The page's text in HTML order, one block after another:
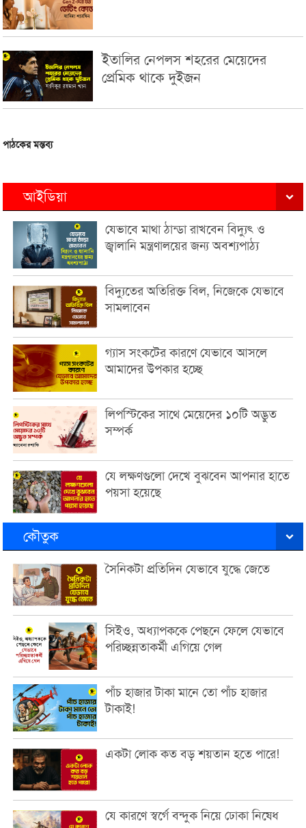
ইতালির নেপলস শহরের মেয়েদের
প্রেমিক থাকে দুইজন
পাঠকের মন্তব্য
আইডিয়া
যেভাবে মাথা ঠান্ডা রাখবেন বিদ্যুৎ ও
জ্বালানি মন্ত্রণালয়ের জন্য অবশ্যপাঠ্য
বিদ্যুতের অতিরিক্ত বিল, নিজেকে যেভাবে
সামলাবেন
গ্যাস সংকটের কারণে যেভাবে আসলে
আমাদের উপকার হচ্ছে
লিপস্টিকের সাথে মেয়েদের ১০টি অদ্ভুত
সম্পর্ক
যে লক্ষণগুলো দেখে বুঝবেন আপনার হাতে
পয়সা হয়েছে
কৌতুক
সৈনিকটা প্রতিদিন যেভাবে যুদ্ধে জেতে
সিইও, অধ্যাপককে পেছনে ফেলে যেভাবে
পরিচ্ছন্নতাকর্মী এগিয়ে গেল
পাঁচ হাজার টাকা মানে তো পাঁচ হাজার
টাকাই!
একটা লোক কত বড় শয়তান হতে পারে!
যে কারণে স্বর্গে বন্দুক নিয়ে ঢোকা নিষেধ